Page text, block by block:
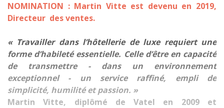
NOMINATION : Martin Vitte est devenu en 2019,
Directeur des ventes.
« Travailler dans l’hôtellerie de luxe requiert une
forme d’habileté essentielle. Celle d’être en capacité
de transmettre - dans un environnement
exceptionnel - un service raffiné, empli de
simplicité, humilité et passion. »
Martin Vitte, diplômé de Vatel en 2009 et